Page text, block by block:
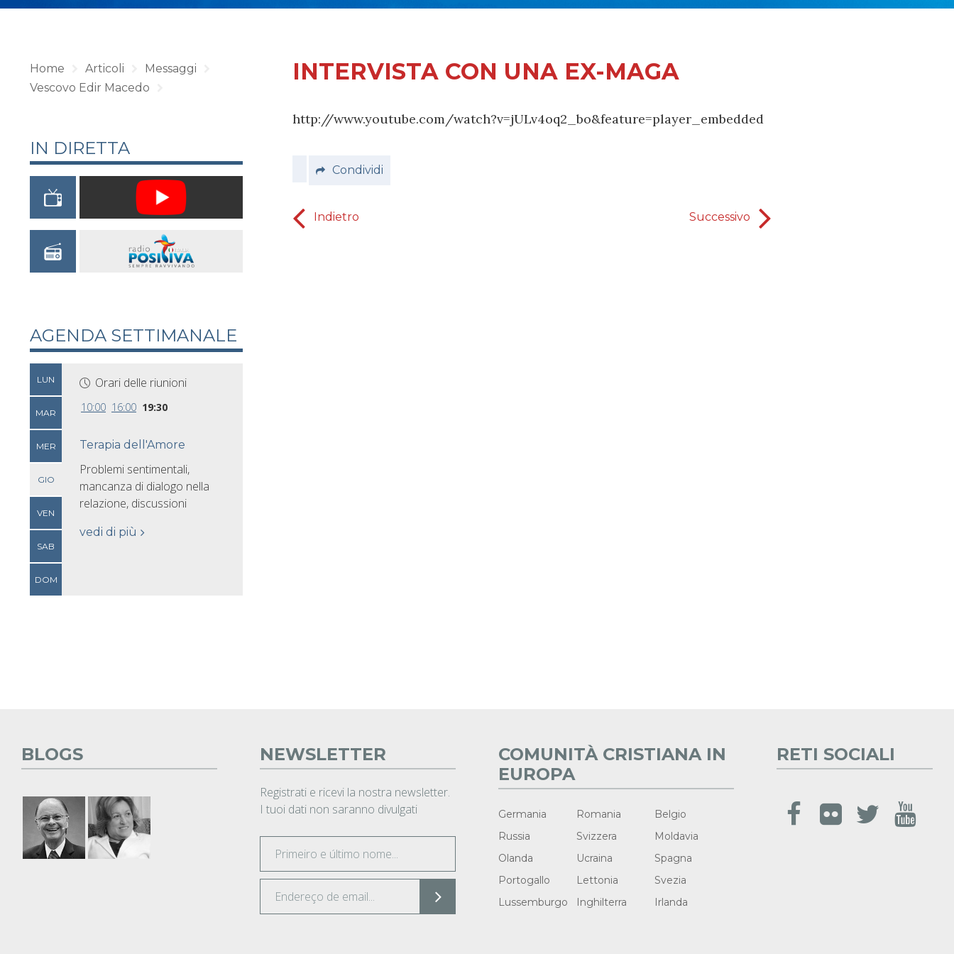
INTERVISTA CON UNA EX-MAGA
http://www.youtube.com/watch?v=jULv4oq2_bo&feature=player_embedded
Condividi
LA RISPOSTA DI DIO Indietro Successivo
Home Articoli
Messaggi
Vescovo Edir Macedo
IN DIRETTA
AGENDA SETTIMANALE
LUN
MAR
MER
GIO
VEN
SAB
DOM
Orari delle riunioni
10:00 16:00 19:30
Terapia dell'Amore
Problemi sentimentali,
mancanza di dialogo nella
relazione, discussioni
vedi di più
BLOGS NEWSLETTER
Registrati e ricevi la nostra newsletter.
I tuoi dati non saranno divulgati
COMUNITÀ CRISTIANA IN
EUROPA
Germania Romania
Belgio
Russia
Svizzera
Moldavia
Olanda
Ucraina
Spagna
Portogallo
Lettonia
Svezia
Lussemburgo
Inghilterra Irlanda
RETI SOCIALI